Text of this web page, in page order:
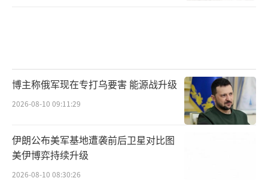
博主称俄军现在专打乌要害 能源战升级
2026-08-10 09:11:29
伊朗公布美军基地遭袭前后卫星对比图
美伊博弈持续升级
2026-08-10 08:30:26